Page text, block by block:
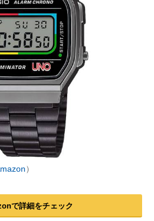
）
で詳細をチェック